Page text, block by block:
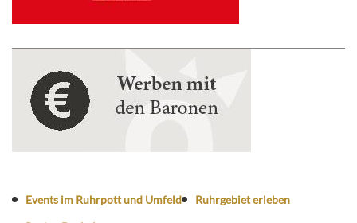
Events im Ruhrpott und Umfeld
Ruhrgebiet erleben